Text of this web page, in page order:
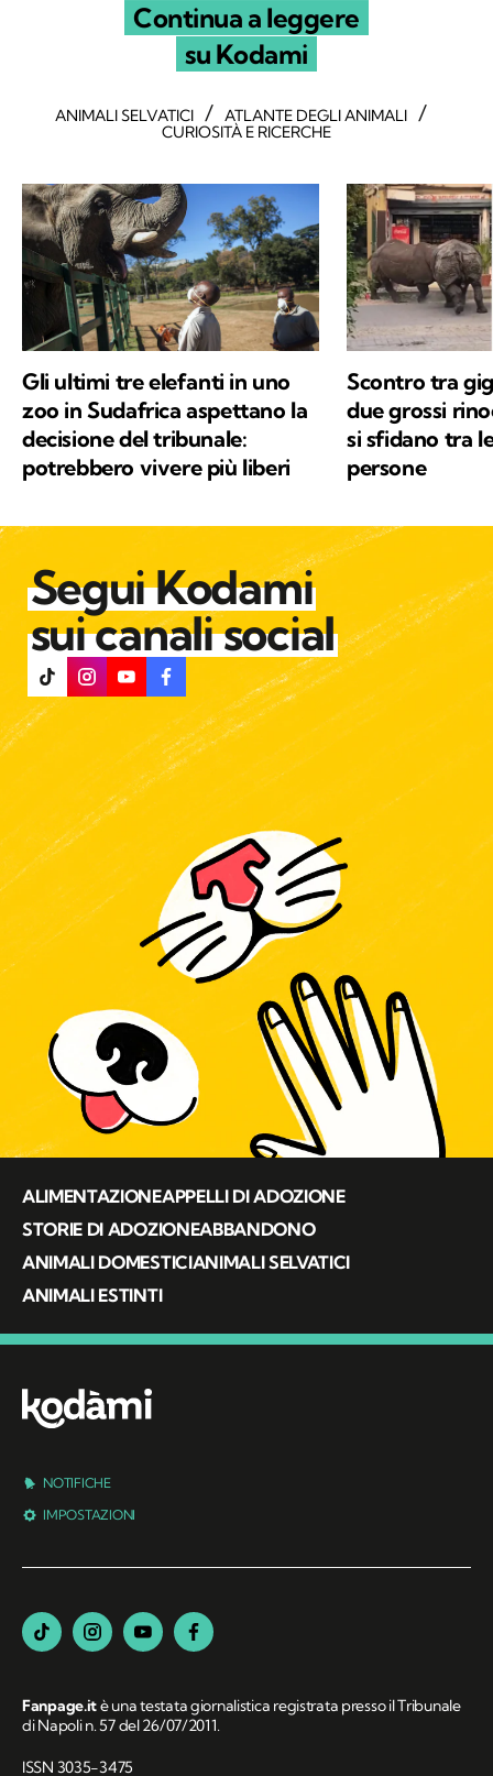
Continua a leggere
su Kodami
ANIMALI SELVATICI / ATLANTE DEGLI ANIMALI /
CURIOSITÀ E RICERCHE
Gli ultimi tre elefanti in uno
zoo in Sudafrica aspettano la
decisione del tribunale:
potrebbero vivere più liberi
Scontro tra
due grossi
si sfidano tra
persone
Segui Kodami
sui canali social
ALIMENTAZIONEAPPELLI DI ADOZIONE
STORIE DI ADOZIONEABBANDONO
ANIMALI DOMESTICIANIMALI SELVATICI
ANIMALI ESTINTI
NOTIFICHE
IMPOSTAZIONI
Fanpage.itè una testata giornalistica registrata presso il Tribunale
di Napoli n. 57 del 26/07/2011.
ISSN 3035-3475